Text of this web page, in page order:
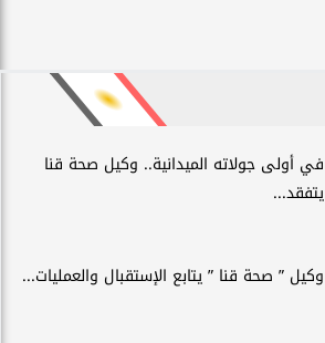
في أولى جولاته الميدانية.. وكيل صحة قنا
يتفقد...
وكيل ” صحة قنا ” يتابع الإستقبال والعمليات...